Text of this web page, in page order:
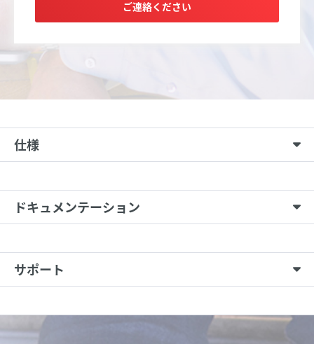
ご連絡ください
仕様
ドキュメンテーション
サポート